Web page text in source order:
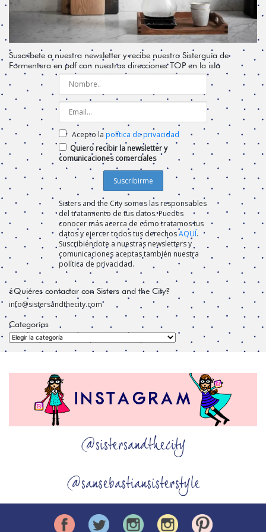
Suscríbete a nuestra newsletter y recibe nuestra Sisterguía de
Formentera en pdf con nuestras direcciones TOP en la isla
Acepto la política de privacidad
Quiero recibir la newsletter y
comunicaciones comerciales
Sisters and the City somos las responsables
del tratamiento de tus datos. Puedes
conocer más acerca de cómo tratamos tus
datos y ejercer todos tus derechosAQUÍ.
Suscribiéndote a nuestras newsletters y
comunicaciones aceptas también nuestra
política de privacidad.
¿Quiéres contactar con Sisters and the City?
info@sistersandthecity.com
Categorías
Categorías
@sistersandthecity
@sansebastiansisterstyle